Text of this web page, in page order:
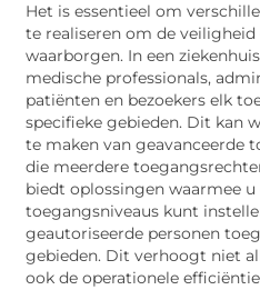
Het is essentieel om
te realiseren om de
waarborgen. In een
medische professionals,
patiënten en bezoekers elk
specifieke gebieden. Dit kan
te maken van geavanceerde
die meerdere
biedt oplossingen waarmee
toegangsniveaus kunt
geautoriseerde personen
gebieden. Dit verhoogt niet
ook de operationele